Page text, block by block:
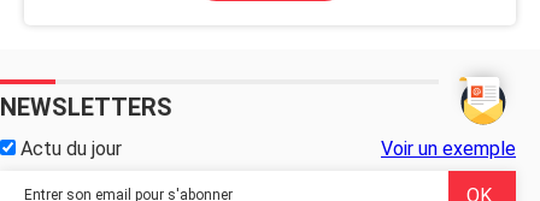
NEWSLETTERS
Actu du jour Voir un exemple